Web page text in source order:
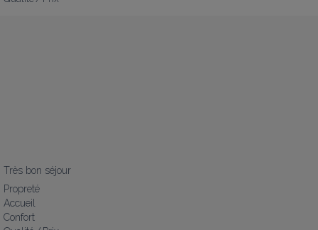
Très bon séjour
Propreté
Accueil
Confort